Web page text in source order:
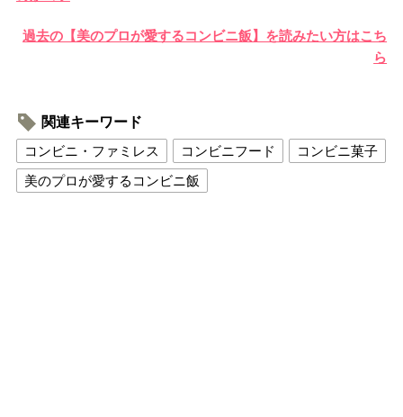
過去の【美のプロが愛するコンビニ飯】を読みたい方はこち
ら
関連キーワード
コンビニ・ファミレス
コンビニフード
コンビニ菓子
美のプロが愛するコンビニ飯